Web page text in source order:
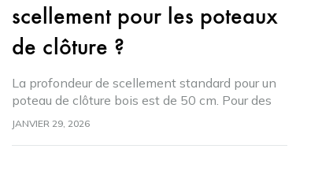
scellement pour les poteaux
de clôture ?
La profondeur de scellement standard pour un
poteau de clôture bois est de 50 cm. Pour des
hauteurs au-delà de 1,80 m ou en sol meuble,
JANVIER 29, 2026